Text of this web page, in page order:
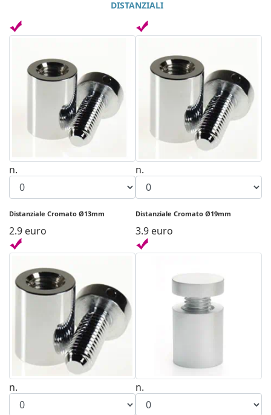
DISTANZIALI
n.
Distanziale Cromato Ø13mm
2.9 euro
n.
Distanziale Cromato Ø19mm
3.9 euro
n. n.